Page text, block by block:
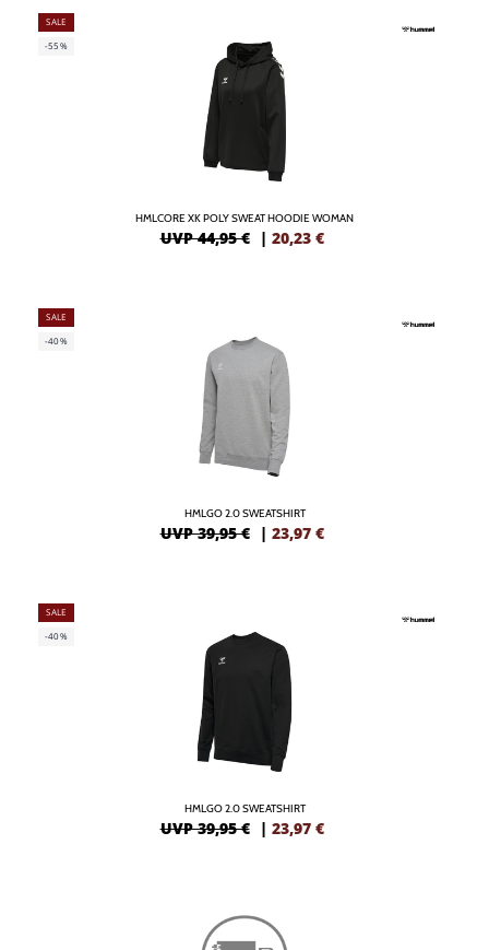
SALE
-55%
HMLCORE XK POLY SWEAT HOODIE WOMAN
UVP 44,95 € | 20,23 €
SALE
-40%
HMLGO 2.0 SWEATSHIRT
UVP 39,95 € | 23,97 €
SALE
-40%
HMLGO 2.0 SWEATSHIRT
UVP 39,95 € | 23,97 €